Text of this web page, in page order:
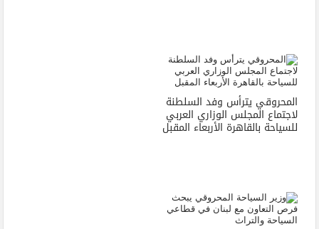
المحروقي يترأس وفد السلطنة
لاجتماع المجلس الوزاري العربي
للسياحة بالقاهرة الأربعاء المقبل